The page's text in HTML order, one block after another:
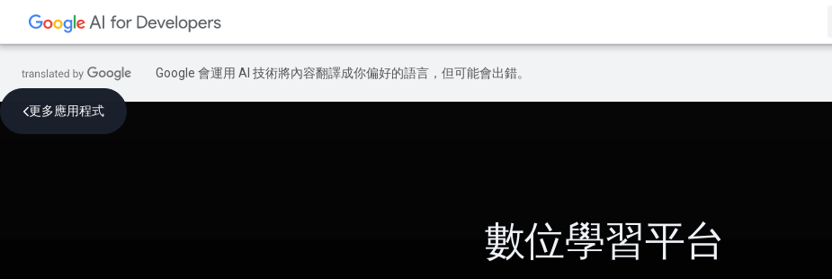
Google 會運用 AI 技術將內容翻譯成你偏好的語言，但可能會出錯。
更多應用程式
數位學習平台